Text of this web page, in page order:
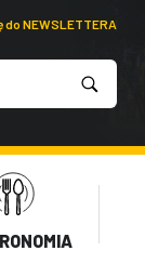
do NEWSLETTERA